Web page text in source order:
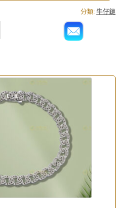
分類: 牛仔鏈